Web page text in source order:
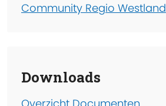
Community Regio Westland
Downloads